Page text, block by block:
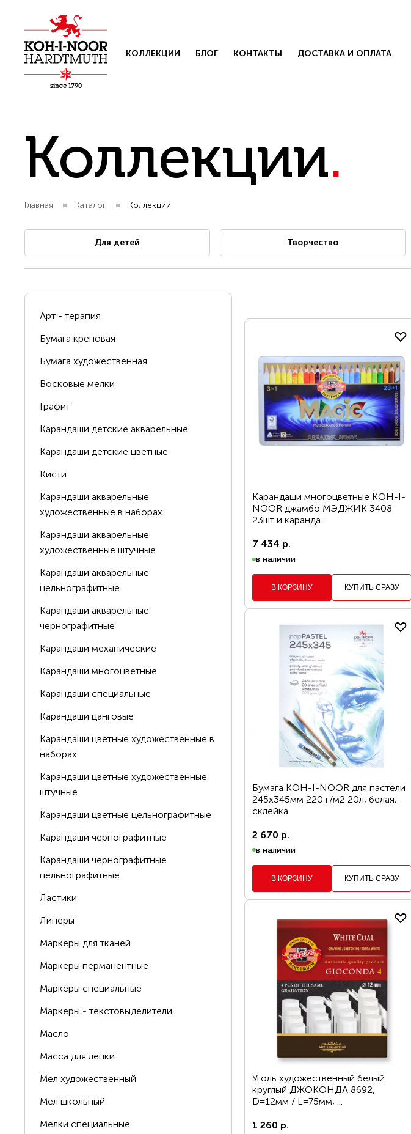
КОЛЛЕКЦИИ БЛОГ КОНТАКТЫ ДОСТАВКА И ОПЛАТА
В
Коллекции.
Главная Каталог Коллекции
Для детей Творчество
Арт - терапия
Бумага креповая
Бумага художественная
Восковые мелки
Графит
Карандаши детские акварельные
Карандаши детские цветные
Кисти
Карандаши акварельные
художественные в наборах
Карандаши акварельные
художественные штучные
Карандаши акварельные
цельнографитные
Карандаши акварельные
чернографитные
Карандаши механические
Карандаши многоцветные
Карандаши специальные
Карандаши цанговые
Карандаши цветные художественные в
наборах
Карандаши цветные художественные
штучные
Карандаши цветные цельнографитные
Карандаши чернографитные
Карандаши чернографитные
цельнографитные
Ластики
Линеры
Маркеры для тканей
Маркеры перманентные
Маркеры специальные
Маркеры - текстовыделители
Масло
Масса для лепки
Мел художественный
Мел школьный
Мелки специальные
Карандаши многоцветные KOH-I-
NOOR джамбо МЭДЖИК 3408
23шт и каранда...
7 434 р.
в наличии
В КОРЗИНУ КУПИТЬ СРАЗУ
Бумага KOH-I-NOOR для пастели
245х345мм 220 г/м2 20л, белая,
склейка
2 670 р.
в наличии
В КОРЗИНУ КУПИТЬ СРАЗУ
Уголь художественный белый
круглый ДЖОКОНДА 8692,
D=12мм / L=75мм, ...
1 260 р.
Вопрос по интернет-магазину
Товар